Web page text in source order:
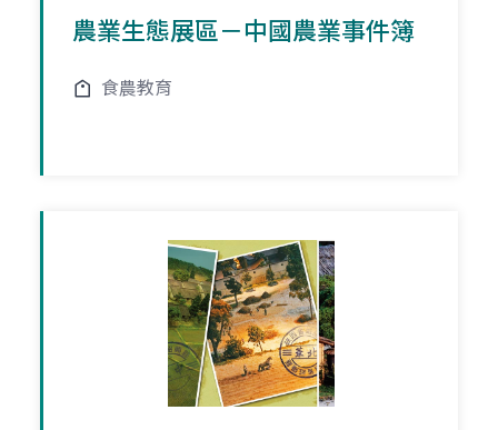
農業生態展區－中國農業事件簿
食農教育